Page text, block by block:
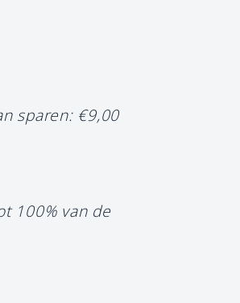
sparen: €9,00
100% van de